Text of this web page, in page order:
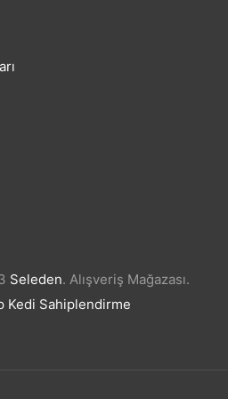
Seleden. Alışveriş Mağazası.
Kedi Sahiplendirme